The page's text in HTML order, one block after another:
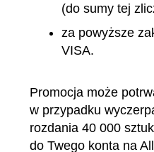
(do sumy tej
za powyższe
VISA.
Promocja może
w przypadku
rozdania 40 000
do Twego konta na